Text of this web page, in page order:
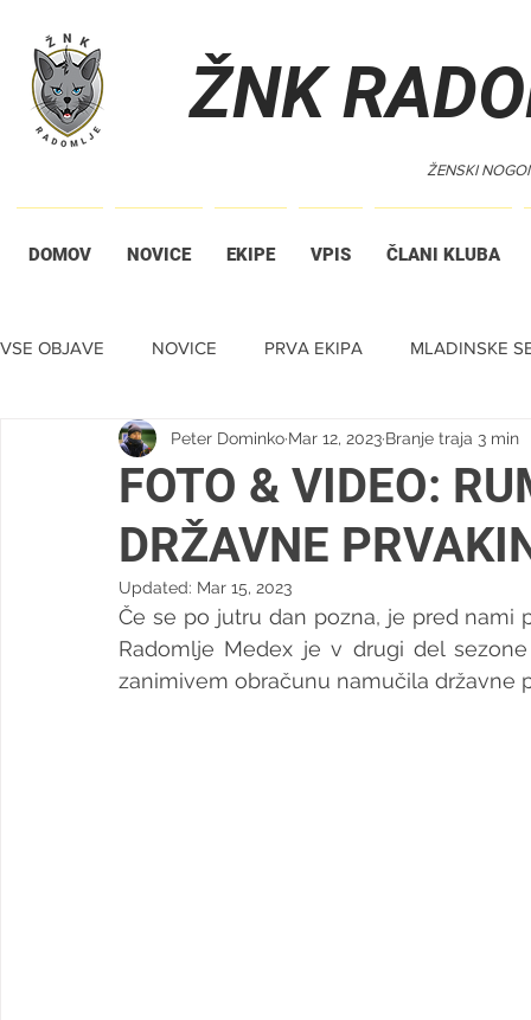
ŽNK
ŽENSKI
DOMOV NOVICE EKIPE VPIS ČLANI KLUBA
VSE OBJAVE NOVICE PRVA EKIPA MLADINSKE
TIHA DRAŽBA
FOTO & VIDEO:
DRŽAVNE
Peter Dominko Mar 12, 2023 Branje traja 3 min
Updated: Mar 15, 2023
Če se po jutru dan pozna, je pred nami
Radomlje Medex je v drugi del
zanimivem obračunu namučila državne